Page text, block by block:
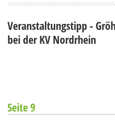
Veranstaltungstipp -
bei der KV Nordrhein
Seite 9